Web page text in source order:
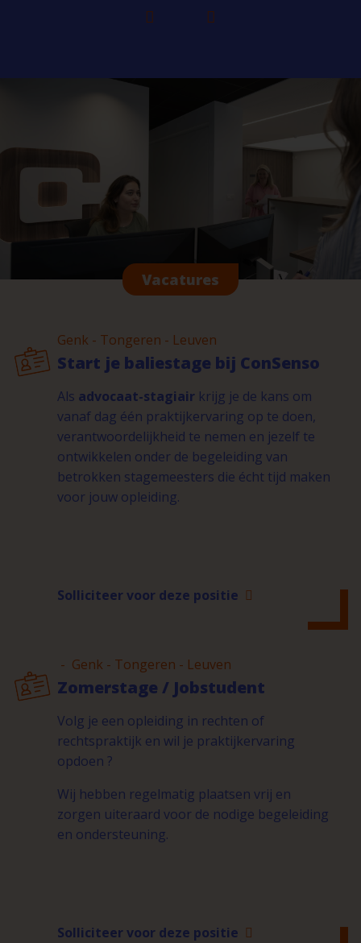
Vacatures
Genk - Tongeren - Leuven
Start je baliestage bij ConSenso
Als advocaat-stagiair krijg je de kans om
vanaf dag één praktijkervaring op te doen,
verantwoordelijkheid te nemen en jezelf te
ontwikkelen onder de begeleiding van
betrokken stagemeesters die écht tijd maken
voor jouw opleiding.
Solliciteer voor deze positie
- Genk - Tongeren - Leuven
Zomerstage / Jobstudent
Volg je een opleiding in rechten of
rechtspraktijk en wil je praktijkervaring
opdoen ?
Wij hebben regelmatig plaatsen vrij en
zorgen uiteraard voor de nodige begeleiding
en ondersteuning.
Solliciteer voor deze positie